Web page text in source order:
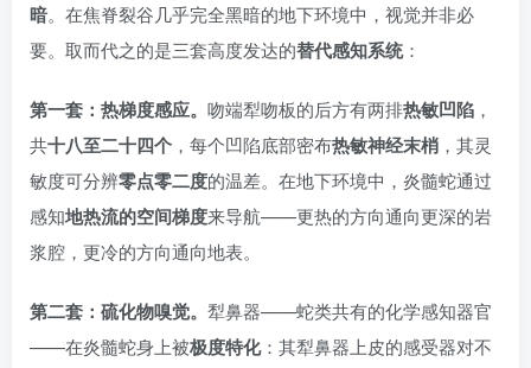
暗。在焦脊裂谷几乎完全黑暗的地下环境中，视觉并非必
要。取而代之的是三套高度发达的替代感知系统：
第一套：热梯度感应。 吻端犁吻板的后方有两排热敏凹陷 ，
共十八至二十四个 ，每个凹陷底部密布热敏神经末梢 ，其灵
敏度可分辨零点零二度的温差。在地下环境中，炎髓蛇通过
感知地热流的空间梯度来导航——更热的方向通向更深的岩
浆腔，更冷的方向通向地表。
第二套：硫化物嗅觉。 犁鼻器——蛇类共有的化学感知器官
——在炎髓蛇身上被极度特化：其犁鼻器上皮的感受器对不